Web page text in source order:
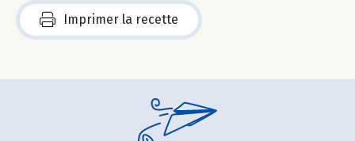
Imprimer la recette